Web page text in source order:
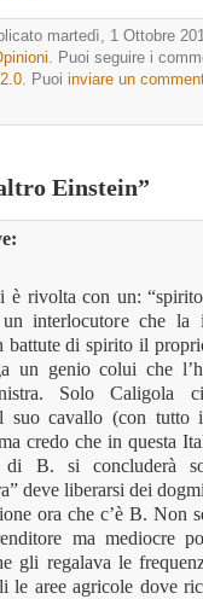
martedì, 1 Ottobre
. Puoi seguire i
. Puoi inviare un
Einstein”
è rivolta con un:
interlocutore che la
battute di spirito il
un genio colui che
Solo Caligola
suo cavallo (con
credo che in questa
di B. si concluderà
deve liberarsi dei
ora che c’è B. Non
ma mediocre
gli regalava le
le aree agricole dove